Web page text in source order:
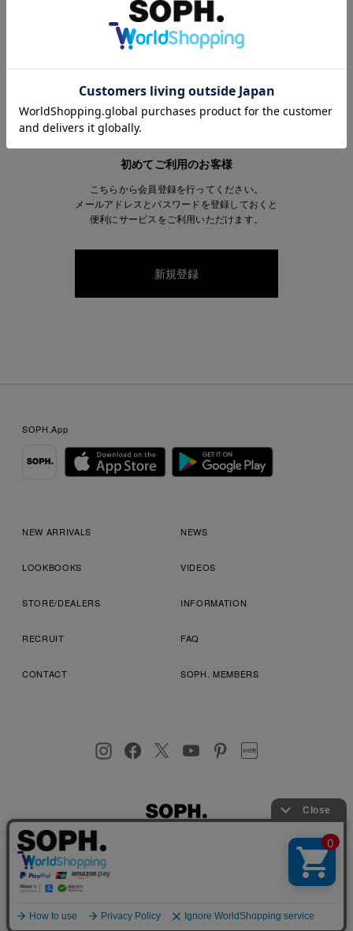
楽天IDをお持ちで、当ストアのアカウントを
お持ちでないお客様はこちらより
会員登録いただけます。
初めてご利用のお客様
こちらから会員登録を行ってください。
メールアドレスとパスワードを登録しておくと
便利にサービスをご利用いただけます。
SOPH.App
NEW ARRIVALS NEWS
LOOKBOOKS VIDEOS
STORE/DEALERS INFORMATION
RECRUIT FAQ
CONTACT SOPH. MEMBERS
プライバシーポリシー
店舗受取サービス
お客様により良いサービスを提供するため、cookie(クッキー)を
使用することがございます。 詳しくは
プライバシーポリシーを
ご確認ください。
OK